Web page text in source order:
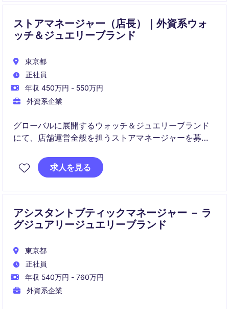
ストアマネージャー（店長）｜外資系ウォ
ッチ＆ジュエリーブランド
東京都
正社員
年収 450万円 - 550万円
外資系企業
グローバルに展開するウォッチ＆ジュエリーブランド
にて、店舗運営全般を担うストアマネージャーを募集
売上拡大と顧客体験向上をリードしながら、チームを
求人を見る
アシスタントブティックマネージャー － ラ
グジュアリージュエリーブランド
東京都
正社員
年収 540万円 - 760万円
外資系企業